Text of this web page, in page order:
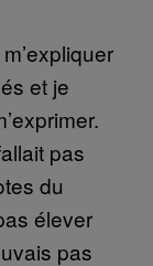
et je
pas
du
élever
pas